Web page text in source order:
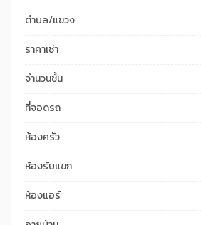
ตำบล/แขวง
ราคาเช่า
จำนวนชั้น
ที่จอดรถ
ห้องครัว
ห้องรับแขก
ห้องแอร์